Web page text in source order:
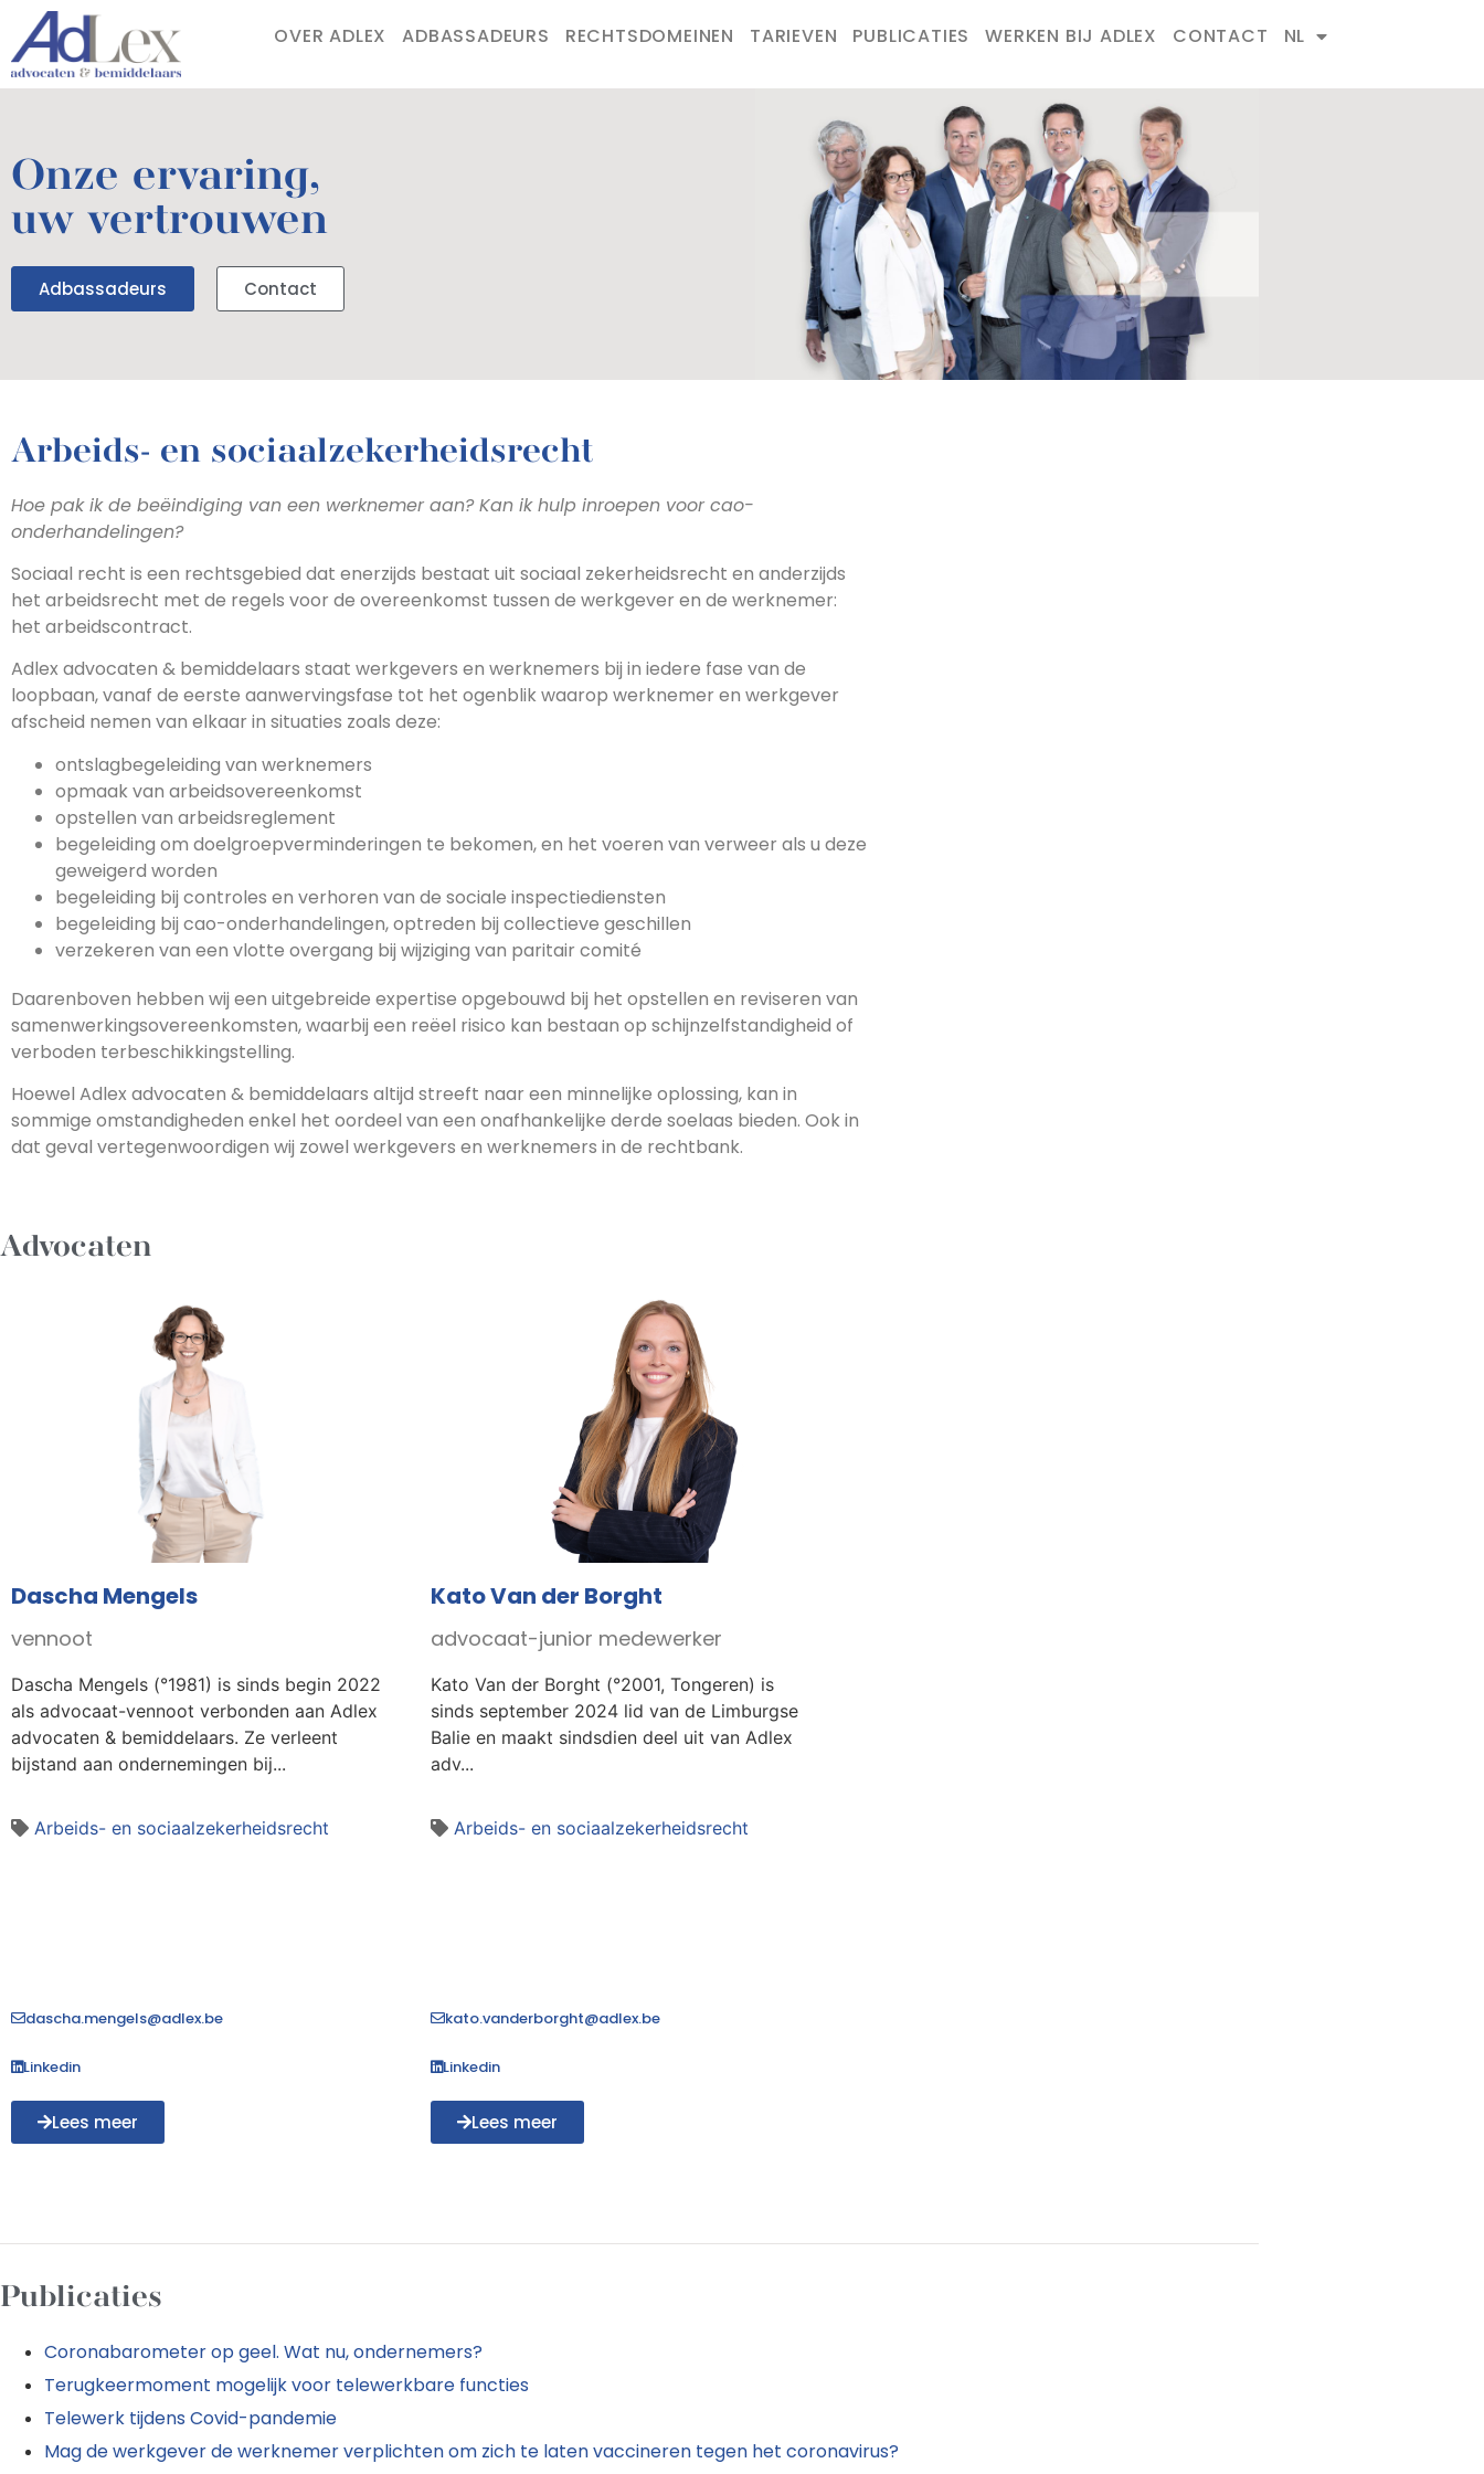
OVER ADLEX ADBASSADEURS RECHTSDOMEINEN TARIEVEN PUBLICATIES WERKEN BIJ ADLEX CONTACT NL
Onze ervaring,
uw vertrouwen
Adbassadeurs Contact
Arbeids- en sociaalzekerheidsrecht
Hoe pak ik de beëindiging van een werknemer aan? Kan ik hulp inroepen voor cao-
onderhandelingen?
Sociaal recht is een rechtsgebied dat enerzijds bestaat uit sociaal zekerheidsrecht en anderzijds
het arbeidsrecht met de regels voor de overeenkomst tussen de werkgever en de werknemer:
het arbeidscontract.
Adlex advocaten & bemiddelaars staat werkgevers en werknemers bij in iedere fase van de
loopbaan, vanaf de eerste aanwervingsfase tot het ogenblik waarop werknemer en werkgever
afscheid nemen van elkaar in situaties zoals deze:
ontslagbegeleiding van werknemers
opmaak van arbeidsovereenkomst
opstellen van arbeidsreglement
begeleiding om doelgroepverminderingen te bekomen, en het voeren van verweer als u deze
geweigerd worden
begeleiding bij controles en verhoren van de sociale inspectiediensten
begeleiding bij cao-onderhandelingen, optreden bij collectieve geschillen
verzekeren van een vlotte overgang bij wijziging van paritair comité
Daarenboven hebben wij een uitgebreide expertise opgebouwd bij het opstellen en reviseren van
samenwerkingsovereenkomsten, waarbij een reëel risico kan bestaan op schijnzelfstandigheid of
verboden terbeschikkingstelling.
Hoewel Adlex advocaten & bemiddelaars altijd streeft naar een minnelijke oplossing, kan in
sommige omstandigheden enkel het oordeel van een onafhankelijke derde soelaas bieden. Ook in
dat geval vertegenwoordigen wij zowel werkgevers en werknemers in de rechtbank.
Advocaten
Dascha Mengels
vennoot
Dascha Mengels (°1981) is sinds begin 2022
als advocaat-vennoot verbonden aan Adlex
advocaten & bemiddelaars. Ze verleent
bijstand aan ondernemingen bij...
Arbeids- en sociaalzekerheidsrecht
dascha.mengels@adlex.be
Linkedin
Lees meer
Kato Van der Borght
advocaat-junior medewerker
Kato Van der Borght (°2001, Tongeren) is
sinds september 2024 lid van de Limburgse
Balie en maakt sindsdien deel uit van Adlex
adv...
Arbeids- en sociaalzekerheidsrecht
kato.vanderborght@adlex.be
Linkedin
Lees meer
Publicaties
Coronabarometer op geel. Wat nu, ondernemers?
Terugkeermoment mogelijk voor telewerkbare functies
Telewerk tijdens Covid-pandemie
Mag de werkgever de werknemer verplichten om zich te laten vaccineren tegen het coronavirus?